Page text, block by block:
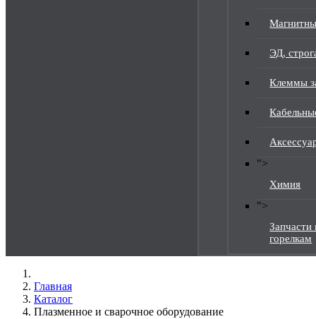
ЭД,
Клеммы
">
Химия
">
Запчасти
горелкам
Главная
Каталог
Плазменное и сварочное оборудование